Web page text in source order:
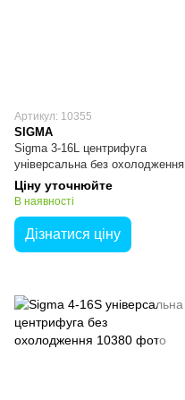
Артикул: 10355
SIGMA
Sigma 3-16L центрифуга
універсальна без охолодження
Ціну уточнюйте
В наявності
Дізнатися ціну